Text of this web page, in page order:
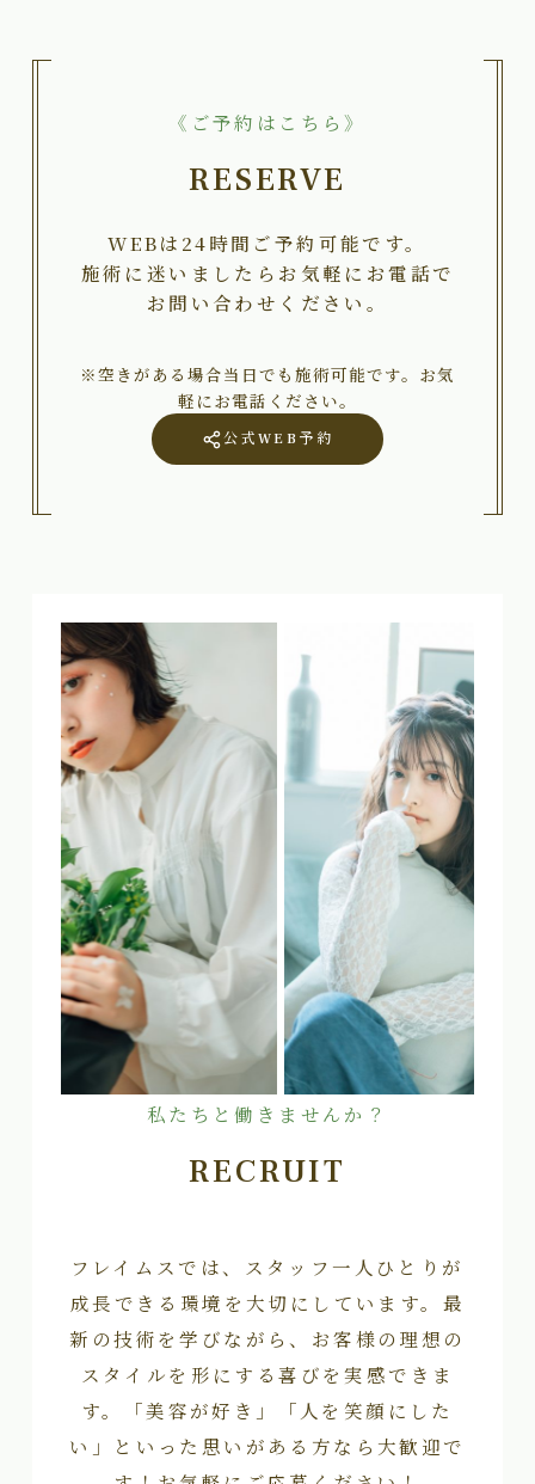
《ご予約はこちら》
RESERVE
WEBは24時間ご予約可能です。
施術に迷いましたらお気軽にお電話で
お問い合わせください。
※空きがある場合当日でも施術可能です。お気
軽にお電話ください。
公式WEB予約
私たちと働きませんか？
RECRUIT
フレイムスでは、スタッフ一人ひとりが
成長できる環境を大切にしています。最
新の技術を学びながら、お客様の理想の
スタイルを形にする喜びを実感できま
す。「美容が好き」「人を笑顔にした
い」といった思いがある方なら大歓迎で